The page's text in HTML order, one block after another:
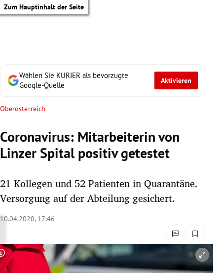
Zum Hauptinhalt der Seite
Untermenü
Wählen Sie KURIER als bevorzugte
Google-Quelle
Aktivieren
Oberösterreich
Coronavirus: Mitarbeiterin von
Linzer Spital positiv getestet
21 Kollegen und 52 Patienten in Quarantäne.
Versorgung auf der Abteilung gesichert.
10.04.2020, 17:46
Copyright-Hinweis öffnen/schließen